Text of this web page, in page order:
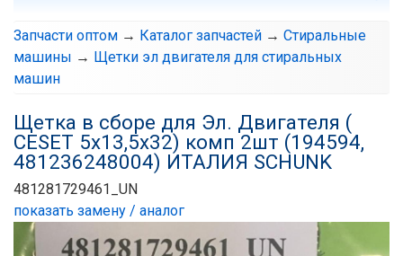
Запчасти оптом → Каталог запчастей → Стиральные
машины → Щетки эл двигателя для стиральных
машин
Щетка в сборе для Эл. Двигателя (
СЕSET 5х13,5х32) комп 2шт (194594,
481236248004) ИТАЛИЯ SCHUNK
481281729461_UN
показать замену / аналог